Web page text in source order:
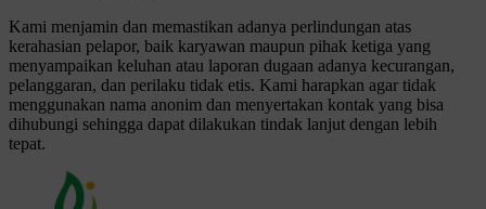
Kami menjamin dan memastikan adanya perlindungan atas
kerahasian pelapor, baik karyawan maupun pihak ketiga yang
menyampaikan keluhan atau laporan dugaan adanya kecurangan,
pelanggaran, dan perilaku tidak etis. Kami harapkan agar tidak
menggunakan nama anonim dan menyertakan kontak yang bisa
dihubungi sehingga dapat dilakukan tindak lanjut dengan lebih
tepat.